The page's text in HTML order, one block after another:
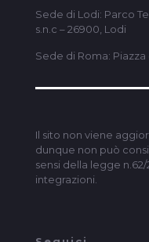
Sede di Lodi: Parco
s.n.c – 26900, Lodi
Sede di Roma:
Il sito non viene
dunque non può
sensi della legge
integrazioni.